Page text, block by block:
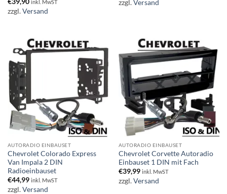
€39,90 inkl. MwST
zzgl.Versand
zzgl.Versand
AUTORADIO EINBAUSET
Chevrolet Colorado Express
Van Impala 2 DIN
Radioeinbauset
€44,99 inkl. MwST
zzgl.Versand
AUTORADIO EINBAUSET
Chevrolet Corvette Autoradio
Einbauset 1 DIN mit Fach
€39,99 inkl. MwST
zzgl.Versand